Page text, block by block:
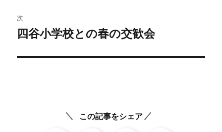
ビ
ゲ
ー
稿:
次
次
投
四谷小学校との春の交歓会
この記事をシェア